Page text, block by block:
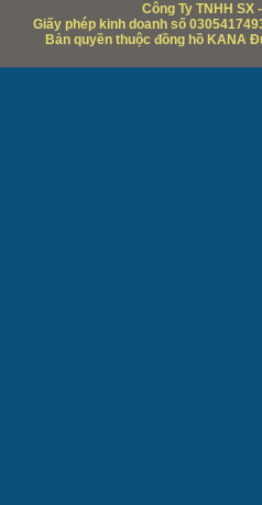
Công Ty TNHH SX
Giấy phép kinh doanh số
Bản quyền thuộc đồng hồ KANA